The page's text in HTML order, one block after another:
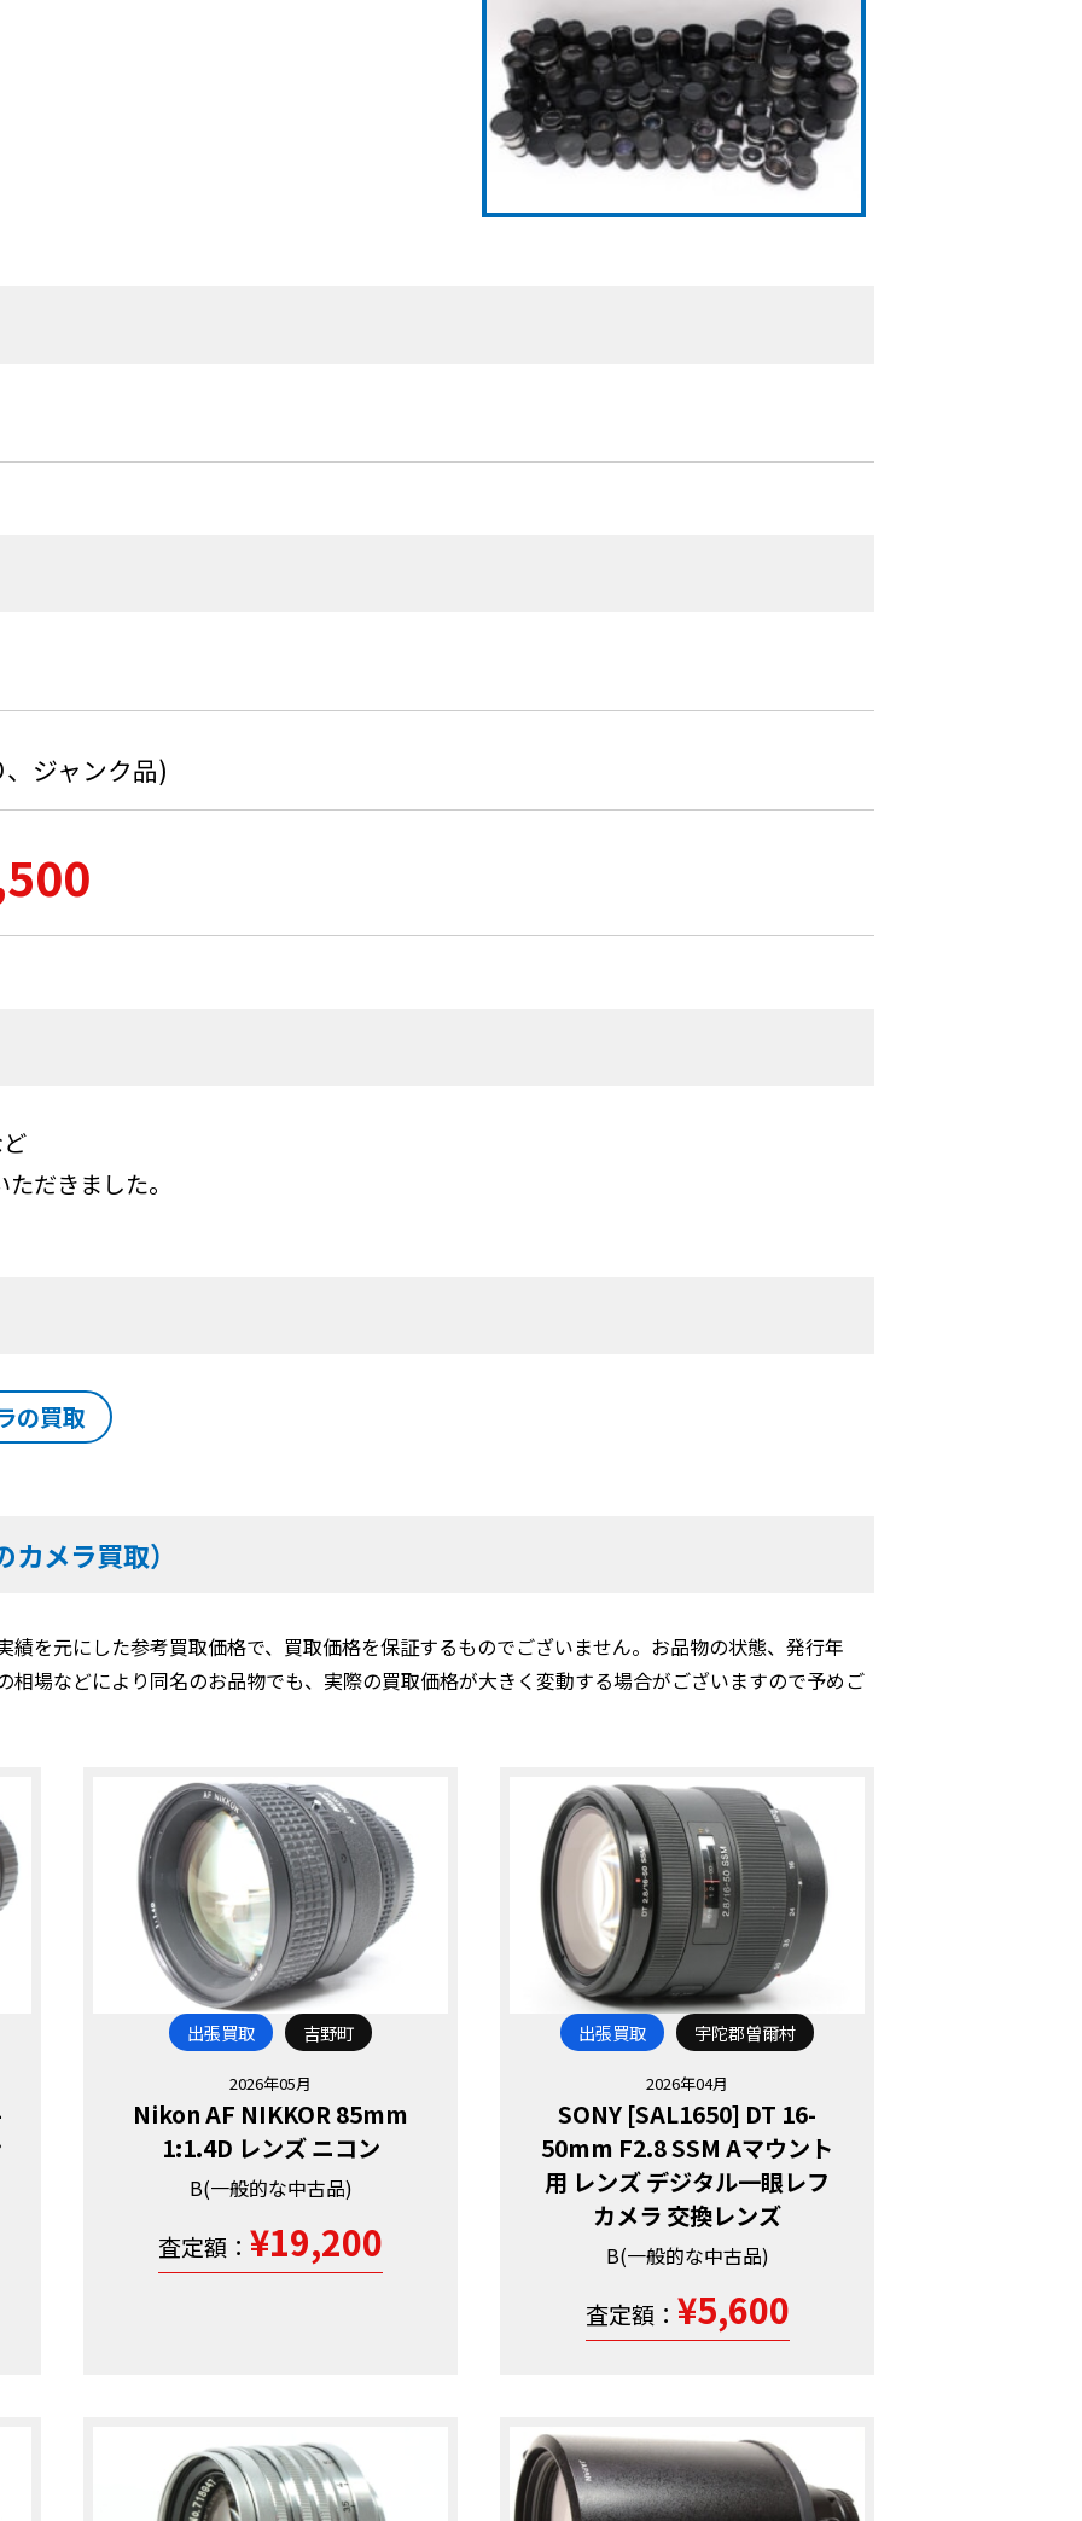
、ジャンク品)
だきました。
の買取
メラ買取）
を元にした参考買取価格で、買取価格を保証するものでございません。お品物の状態、発行年
相場などにより同名のお品物でも、実際の買取価格が大きく変動する場合がございますので予めご
出張買取 吉野町
2026年05月
Nikon AF NIKKOR 85mm
1:1.4D レンズ ニコン
B(一般的な中古品)
査定額： ¥19,200
出張買取 宇陀郡曽爾村
2026年04月
SONY [SAL1650] DT 16-
50mm F2.8 SSM Aマウント
用 レンズ デジタル一眼レフ
カメラ 交換レンズ
B(一般的な中古品)
査定額： ¥5,600